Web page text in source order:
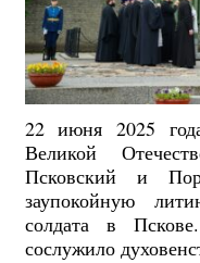
22 июня 2025
Великой
Псковский и
заупокойную
солдата в
сослужило